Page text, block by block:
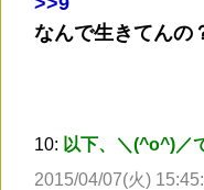
なんで生きてんの
10: 以下、＼(^o^)／
2015/04/07(火)